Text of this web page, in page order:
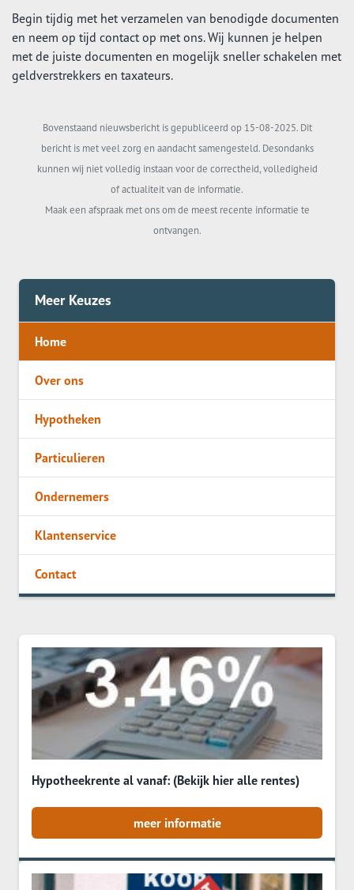
Begin tijdig met het verzamelen van benodigde documenten
en neem op tijd contact op met ons. Wij kunnen je helpen
met de juiste documenten en mogelijk sneller schakelen met
geldverstrekkers en taxateurs.
Bovenstaand nieuwsbericht is gepubliceerd op 15-08-2025. Dit
bericht is met veel zorg en aandacht samengesteld. Desondanks
kunnen wij niet volledig instaan voor de correctheid, volledigheid
of actualiteit van de informatie.
Maak een afspraak met ons om de meest recente informatie te
ontvangen.
Meer Keuzes
Home
Over ons
Hypotheken
Particulieren
Ondernemers
Klantenservice
Contact
Hypotheekrente al vanaf: (Bekijk hier alle rentes)
meer informatie